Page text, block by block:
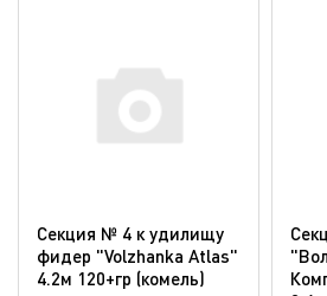
Секция № 4 к удилищу
фидер "Volzhanka Atlas"
4.2м 120+гр (комель)